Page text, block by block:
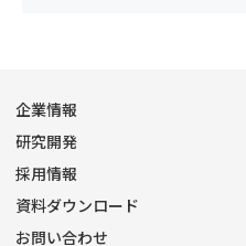
企業情報
研究開発
採用情報
資料ダウンロード
お問い合わせ